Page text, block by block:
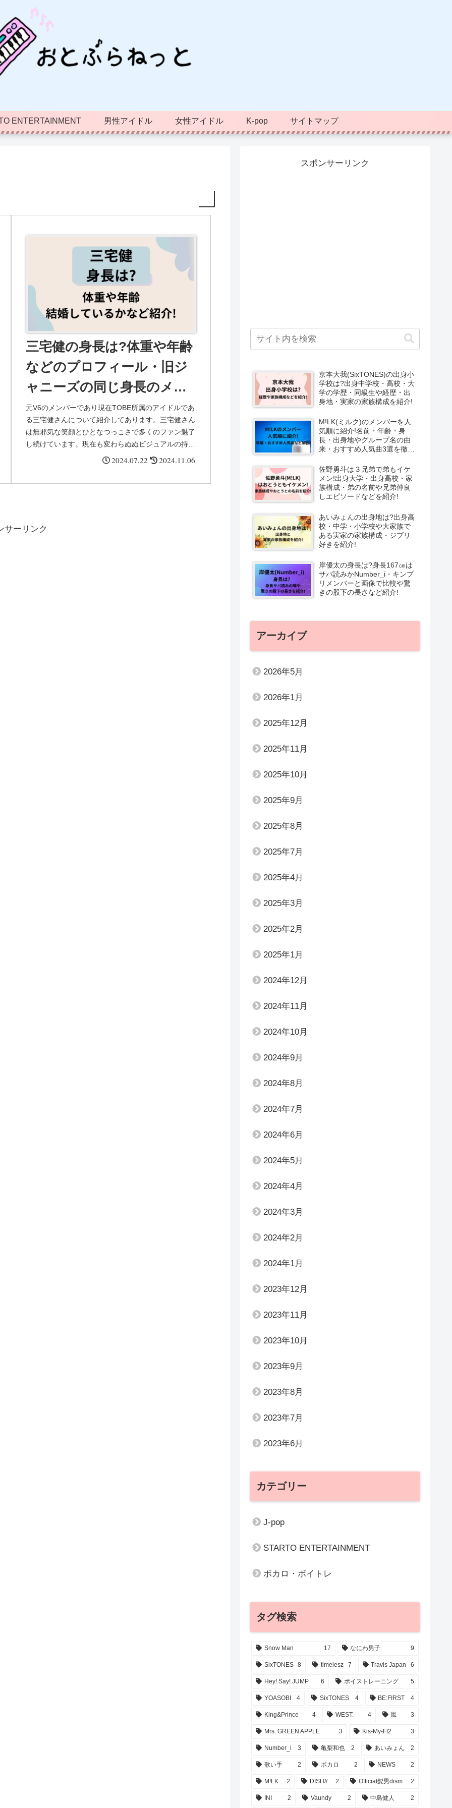
ENTERTAINMENT 男性アイドル 女性アイドル K-pop サイトマップ
三宅健の身長は?体重や年齢
などのプロフィール・旧ジ
ャニーズの同じ身長のメン
バー・結婚しているかなど
紹介!
元V6のメンバーであり現在TOBE所属のアイドルであ
る三宅健さんについて紹介してあります。三宅健さん
は無邪気な笑顔とひとなつっこさで多くのファン魅了
し続けています。現在も変わらぬぬビジュアルの持ち
主。三宅健さんの身長体は何㎝か、重や年齢などのプ
2024.07.22 2024.11.06
サーリンク
スポンサーリンク
京本大我(SixTONES)の出身小
学校は?出身中学校・高校・大
学の学歴・同級生や経歴・出
身地・実家の家族構成を紹介!
M!LK(ミルク)のメンバーを人
気順に紹介!名前・年齢・身
長・出身地やグループ名の由
来・おすすめ人気曲3選を徹底
佐野勇斗は３兄弟で弟もイケ
メン!出身大学・出身高校・家
族構成・弟の名前や兄弟仲良
しエピソードなどを紹介!
あいみょんの出身地は?出身高
校・中学・小学校や大家族で
ある実家の家族構成・ジブリ
好きを紹介!
岸優太の身長は?身長167㎝は
サバ読みかNumber_i・キンプ
リメンバーと画像で比較や驚
きの股下の長さなど紹介!
アーカイブ
2026年5月
2026年1月
2025年12月
2025年11月
2025年10月
2025年9月
2025年8月
2025年7月
2025年4月
2025年3月
2025年2月
2025年1月
2024年12月
2024年11月
2024年10月
2024年9月
2024年8月
2024年7月
2024年6月
2024年5月
2024年4月
2024年3月
2024年2月
2024年1月
2023年12月
2023年11月
2023年10月
2023年9月
2023年8月
2023年7月
2023年6月
カテゴリー
J-pop
STARTO ENTERTAINMENT
ボカロ・ボイトレ
タグ検索
Snow Man 17 なにわ男子 9
SixTONES 8 timelesz 7 Travis Japan 6
Hey! Say! JUMP 6 ボイストレーニング 5
YOASOBI 4 SixTONES 4 BE:FIRST 4
King&Prince 4 WEST. 4 嵐 3
Mrs. GREEN APPLE 3 Kis-My-Ft2 3
Number_i 3 亀梨和也 2 あいみょん 2
歌い手 2 ボカロ 2 NEWS 2
M!LK 2 DISH// 2 Official髭男dism 2
INI 2 Vaundy 2 中島健人 2